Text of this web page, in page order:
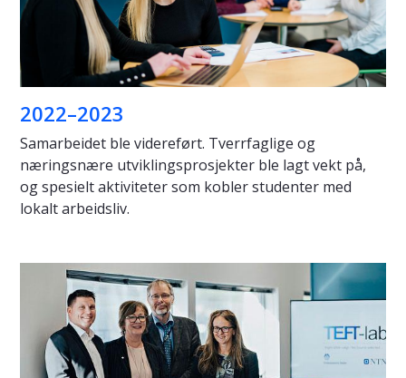
2022–2023
Samarbeidet ble videreført. Tverrfaglige og
næringsnære utviklingsprosjekter ble lagt vekt på,
og spesielt aktiviteter som kobler studenter med
lokalt arbeidsliv.